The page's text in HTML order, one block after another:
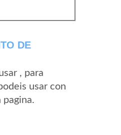
DE
, para
usar con
pagina.